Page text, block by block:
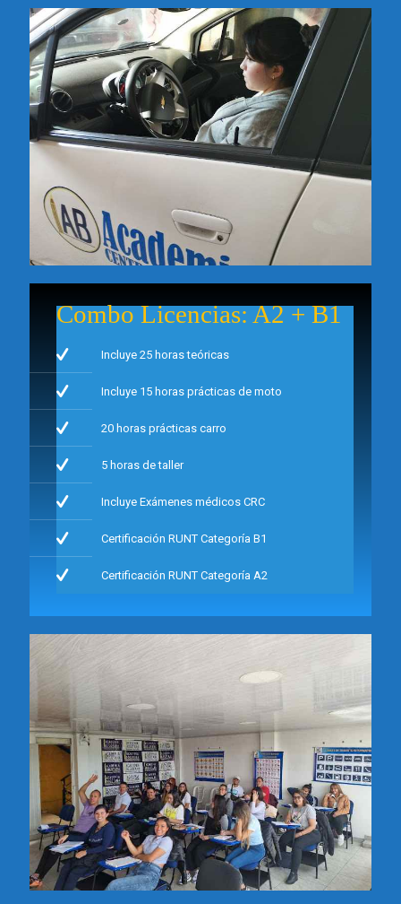
Combo Licencias: A2 + B1
Incluye 25 horas teóricas
Incluye 15 horas prácticas de moto
20 horas prácticas carro
5 horas de taller
Incluye Exámenes médicos CRC
Certificación RUNT Categoría B1
Certificación RUNT Categoría A2